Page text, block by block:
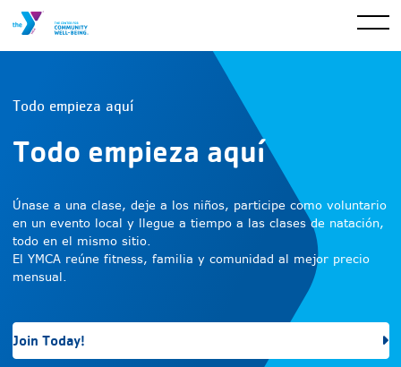
Todo empieza aquí
Todo empieza aquí
Únase a una clase, deje a los niños, participe como voluntario
en un evento local y llegue a tiempo a las clases de natación,
todo en el mismo sitio.
El YMCA reúne fitness, familia y comunidad al mejor precio
mensual.
Join Today!